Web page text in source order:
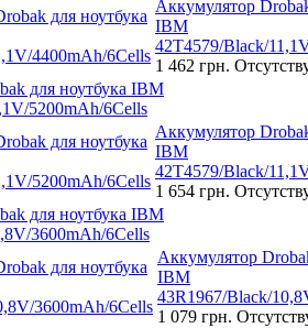
Аккумулятор
IBM
42T4579/Black/
1 462 грн.
для ноутбука IBM
5200mAh/6Cells
Аккумулятор
IBM
42T4579/Black/
1 654 грн.
для ноутбука IBM
3600mAh/6Cells
Аккумулятор
IBM
43R1967/Black/
1 079 грн.